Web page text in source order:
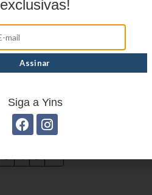
exclusivas!
Siga a Yins